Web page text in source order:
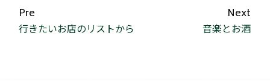
Pre
行きたいお店のリストから
Next
音楽とお酒